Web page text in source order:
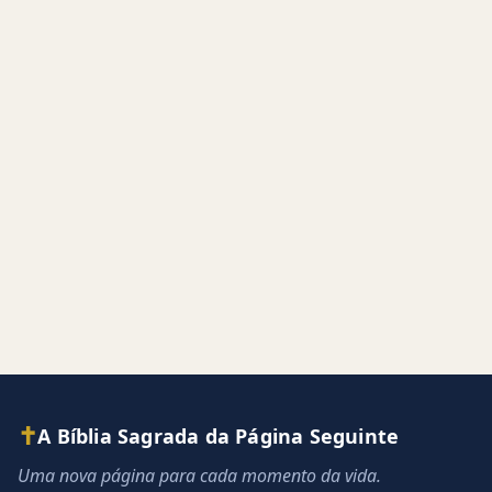
✝A Bíblia Sagrada da Página Seguinte
Uma nova página para cada momento da vida.